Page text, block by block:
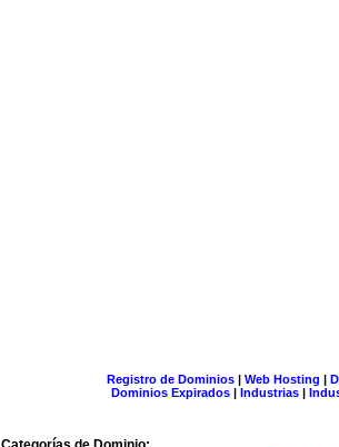
Registro de Dominios| Web Hosting |
Dominios Expirados | Industrias |